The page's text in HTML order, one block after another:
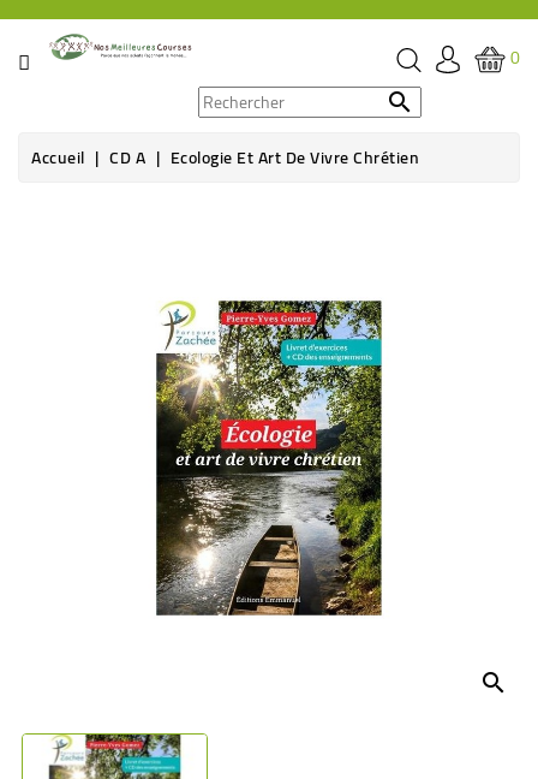
CATÉGORIE
ÉPICERIE
0

Accueil CD A
Ecologie Et Art De Vivre Chrétien
search